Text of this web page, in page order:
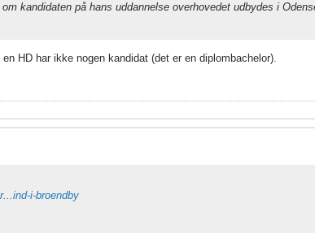
kandidaten på hans uddannelse overhovedet udbydes i
HD har ikke nogen kandidat (det er en diplombachelor).
i-broendby